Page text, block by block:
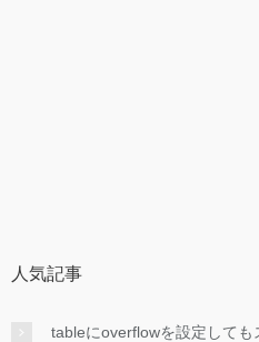
人気記事
tableにoverflowを設定しても